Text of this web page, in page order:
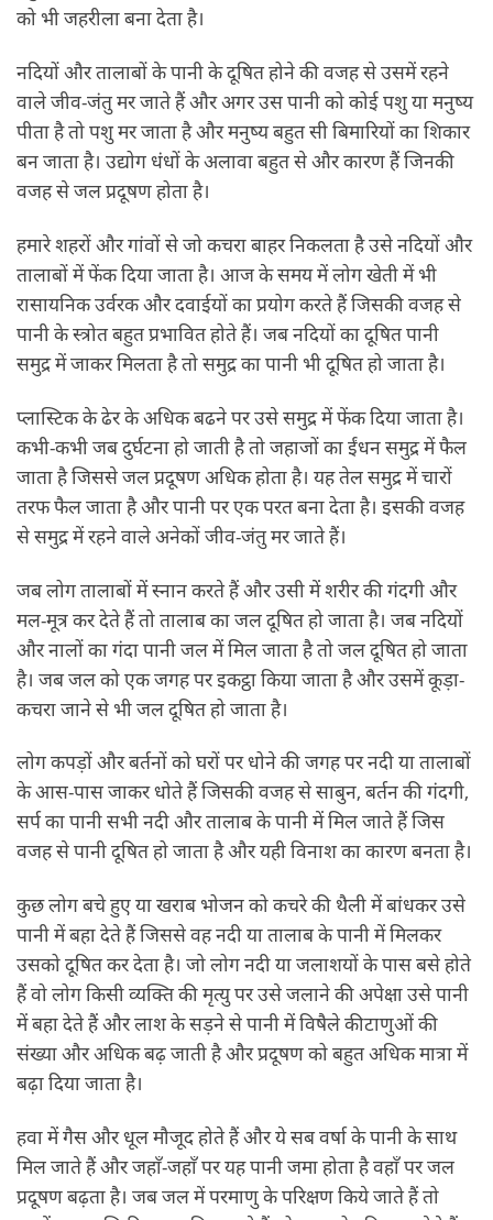
को भी जहरीला बना देता है।
नदियों और तालाबों के पानी के दूषित होने की वजह से उसमें रहने
वाले जीव-जंतु मर जाते हैं और अगर उस पानी को कोई पशु या मनुष्य
पीता है तो पशु मर जाता है और मनुष्य बहुत सी बिमारियों का शिकार
बन जाता है। उद्योग धंधों के अलावा बहुत से और कारण हैं जिनकी
वजह से जल प्रदूषण होता है।
हमारे शहरों और गांवों से जो कचरा बाहर निकलता है उसे नदियों और
तालाबों में फेंक दिया जाता है। आज के समय में लोग खेती में भी
रासायनिक उर्वरक और दवाईयों का प्रयोग करते हैं जिसकी वजह से
पानी के स्त्रोत बहुत प्रभावित होते हैं। जब नदियों का दूषित पानी
समुद्र में जाकर मिलता है तो समुद्र का पानी भी दूषित हो जाता है।
प्लास्टिक के ढेर के अधिक बढने पर उसे समुद्र में फेंक दिया जाता है।
कभी-कभी जब दुर्घटना हो जाती है तो जहाजों का ईंधन समुद्र में फैल
जाता है जिससे जल प्रदूषण अधिक होता है। यह तेल समुद्र में चारों
तरफ फैल जाता है और पानी पर एक परत बना देता है। इसकी वजह
से समुद्र में रहने वाले अनेकों जीव-जंतु मर जाते हैं।
जब लोग तालाबों में स्नान करते हैं और उसी में शरीर की गंदगी और
मल-मूत्र कर देते हैं तो तालाब का जल दूषित हो जाता है। जब नदियों
और नालों का गंदा पानी जल में मिल जाता है तो जल दूषित हो जाता
है। जब जल को एक जगह पर इकट्ठा किया जाता है और उसमें कूड़ा-
कचरा जाने से भी जल दूषित हो जाता है।
लोग कपड़ों और बर्तनों को घरों पर धोने की जगह पर नदी या तालाबों
के आस-पास जाकर धोते हैं जिसकी वजह से साबुन, बर्तन की गंदगी,
सर्प का पानी सभी नदी और तालाब के पानी में मिल जाते हैं जिस
वजह से पानी दूषित हो जाता है और यही विनाश का कारण बनता है।
कुछ लोग बचे हुए या खराब भोजन को कचरे की थैली में बांधकर उसे
पानी में बहा देते हैं जिससे वह नदी या तालाब के पानी में मिलकर
उसको दूषित कर देता है। जो लोग नदी या जलाशयों के पास बसे होते
हैं वो लोग किसी व्यक्ति की मृत्यु पर उसे जलाने की अपेक्षा उसे पानी
में बहा देते हैं और लाश के सड़ने से पानी में विषैले कीटाणुओं की
संख्या और अधिक बढ़ जाती है और प्रदूषण को बहुत अधिक मात्रा में
बढ़ा दिया जाता है।
हवा में गैस और धूल मौजूद होते हैं और ये सब वर्षा के पानी के साथ
मिल जाते हैं और जहाँ-जहाँ पर यह पानी जमा होता है वहाँ पर जल
प्रदूषण बढ़ता है। जब जल में परमाणु के परिक्षण किये जाते हैं तो